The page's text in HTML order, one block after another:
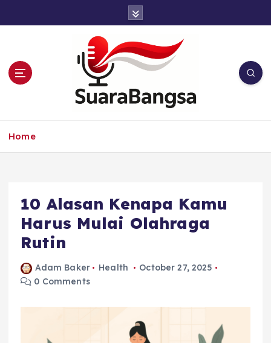
Home
10 Alasan Kenapa Kamu
Harus Mulai Olahraga
Rutin
Adam Baker Health
October 27, 2025
0 Comments